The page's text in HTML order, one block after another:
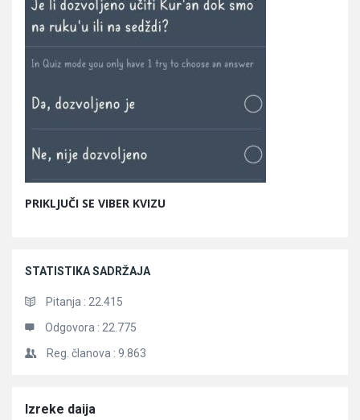
PRIKLJUČI SE VIBER KVIZU
STATISTIKA SADRŽAJA
Pitanja : 22.415
Odgovora : 22.775
Reg. članova : 9.863
Članci
Izreke daija